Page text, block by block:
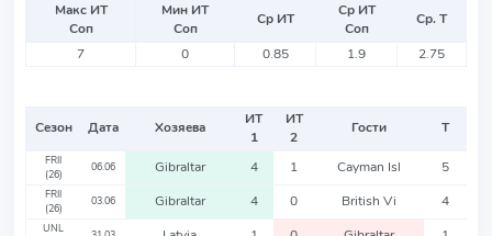
Макс ИТ
Соп
Мин ИТ
Соп
Ср ИТ
Ср ИТ
Соп
Ср. Т
7
0 0.85 1.9 2.75
Сезон Дата Хозяева
ИТ
1
ИТ
2
Гости Т
FRII
(26)
06.06 Gibraltar 4 1 Cayman Isl 5
FRII
(26)
03.06 Gibraltar 4 0 British Vi 4
UNL